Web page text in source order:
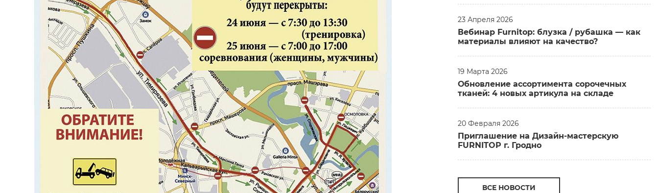
23 Апреля 2026
Вебинар Furnitop: блузка / рубашка — как
материалы влияют на качество?
19 Марта 2026
Обновление ассортимента сорочечных
тканей: 4 новых артикула на складе
20 Февраля 2026
Приглашение на Дизайн-мастерскую
FURNITOP г. Гродно
ВСЕ НОВОСТИ